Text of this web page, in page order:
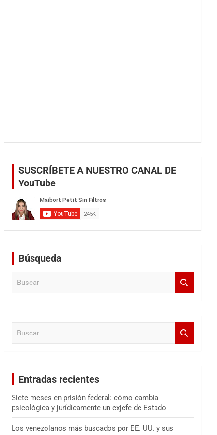
SUSCRÍBETE A NUESTRO CANAL DE
YouTube
Búsqueda
Entradas recientes
Siete meses en prisión federal: cómo cambia
psicológica y jurídicamente un exjefe de Estado
Los venezolanos más buscados por EE. UU. y sus